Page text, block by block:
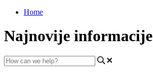
Home
Najnovije informacije